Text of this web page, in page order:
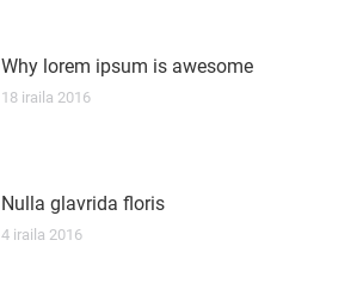
Why lorem ipsum is awesome
18 iraila 2016
Nulla glavrida floris
4 iraila 2016